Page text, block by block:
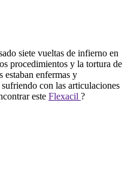
siete vueltas de infierno en
procedimientos y la tortura de
estaban enfermas y
con las articulaciones
este Flexacil ?